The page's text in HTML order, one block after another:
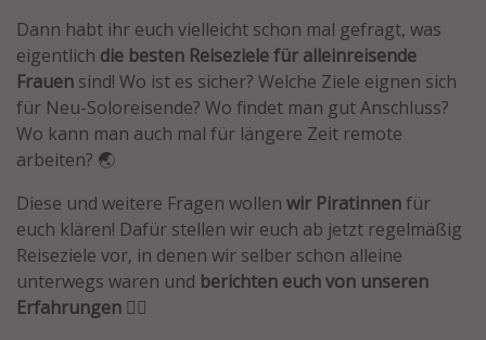
Strandurlaub
Gruppenreisen
Hotels in Hamburg
Hotels in Amsterdam
Hotels am Achensee
Weitere Themen
Reise Journal
Familienurlaub in der Türkei
Dann habt ihr euch vielleicht schon mal gefragt, was
eigentlich die besten Reiseziele für alleinreisende
Frauen sind! Wo ist es sicher? Welche Ziele eignen sich
für Neu-Soloreisende? Wo findet man gut Anschluss?
Wo kann man auch mal für längere Zeit remote
arbeiten? 🌏
Diese und weitere Fragen wollen wir Piratinnenfür
euch klären! Dafür stellen wir euch ab jetzt regelmäßig
Reiseziele vor, in denen wir selber schon alleine
unterwegs waren und berichten euch von unseren
Erfahrungen 🧘‍♀️